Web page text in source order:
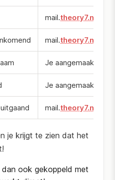
mail.theory7.net
mail.theory7.net
Je aangemaakte e-
Je aangemaakte
mail.theory7.net
je krijgt te zien dat het
ook gekoppeld met